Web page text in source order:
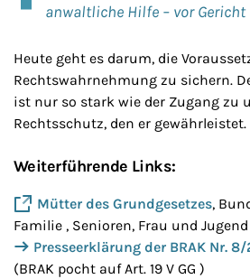
anwaltliche Hilfe – vor
Heute geht es darum, die
Rechtswahrnehmung zu sichern.
ist nur so stark wie der Zugang zu
Rechtsschutz, den er gewährleistet.
Weiterführende Links:
Mütter des Grundgesetzes,
Familie , Senioren, Frau und
Presseerklärung der BRAK Nr.
(BRAK pocht auf Art. 19 V GG )